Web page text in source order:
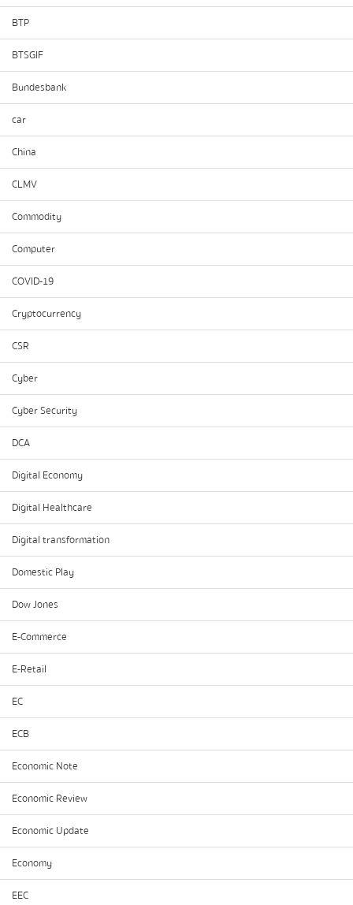
BTP
BTSGIF
Bundesbank
car
China
CLMV
Commodity
Computer
COVID-19
Cryptocurrency
CSR
Cyber
Cyber Security
DCA
Digital Economy
Digital Healthcare
Digital transformation
Domestic Play
Dow Jones
E-Commerce
E-Retail
EC
ECB
Economic Note
Economic Review
Economic Update
Economy
EEC